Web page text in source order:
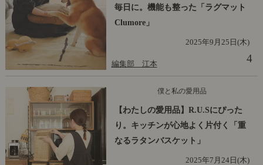
毎日に。機能も整った「ラグマット
Clumore」
2025年9月25日(木)
編集部 江本 4
僕と私の愛用品
【わたしの愛用品】R.U.Sにぴった
り。キッチンが心地よく片付く「重
なるラタンバスケット」
2025年7月24日(木)